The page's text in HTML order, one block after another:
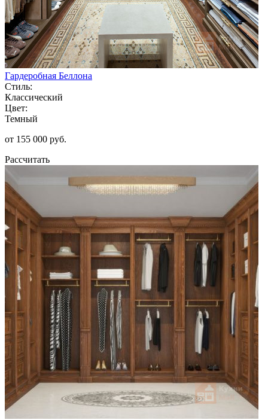
Гардеробная Беллона
Стиль:
Классический
Цвет:
Темный
от 155 000 руб.
Рассчитать